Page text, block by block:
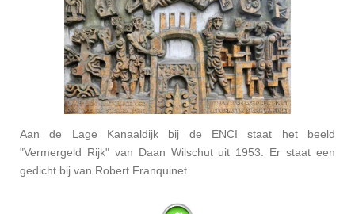
Aan de Lage Kanaaldijk bij de ENCI staat het beeld
"Vermergeld Rijk" van Daan Wilschut uit 1953. Er staat een
gedicht bij van Robert Franquinet.